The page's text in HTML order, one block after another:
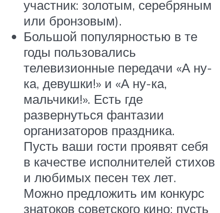
участник: золотым, серебряным
или бронзовым).
Большой популярностью в те
годы пользовались
телевизионные передачи «А ну-
ка, девушки!» и «А ну-ка,
мальчики!». Есть где
развернуться фантазии
организаторов праздника.
Пусть ваши гости проявят себя
в качестве исполнителей стихов
и любимых песен тех лет.
Можно предложить им конкурс
знатоков советского кино: пусть